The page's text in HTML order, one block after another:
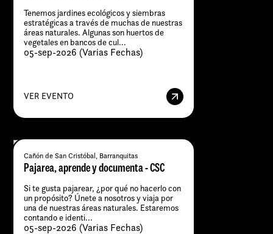
Tenemos jardines ecológicos y siembras
estratégicas a través de muchas de nuestras
áreas naturales. Algunas son huertos de
vegetales en bancos de cul...
05-sep-2026 (Varias Fechas)
VER EVENTO
Cañón de San Cristóbal, Barranquitas
Pajarea, aprende y documenta - CSC
Si te gusta pajarear, ¿por qué no hacerlo con
un propósito? Únete a nosotros y viaja por
una de nuestras áreas naturales. Estaremos
contando e identi...
05-sep-2026 (Varias Fechas)